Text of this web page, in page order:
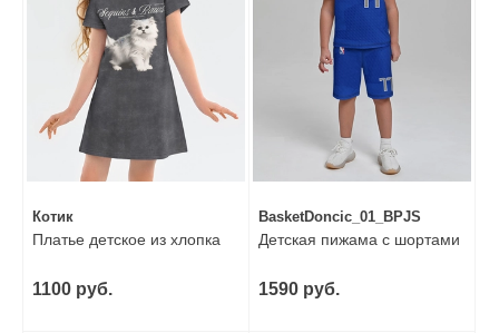
Котик
Платье детское из хлопка
1100 руб.
BasketDoncic_01_BPJS
Детская пижама с шортами
1590 руб.